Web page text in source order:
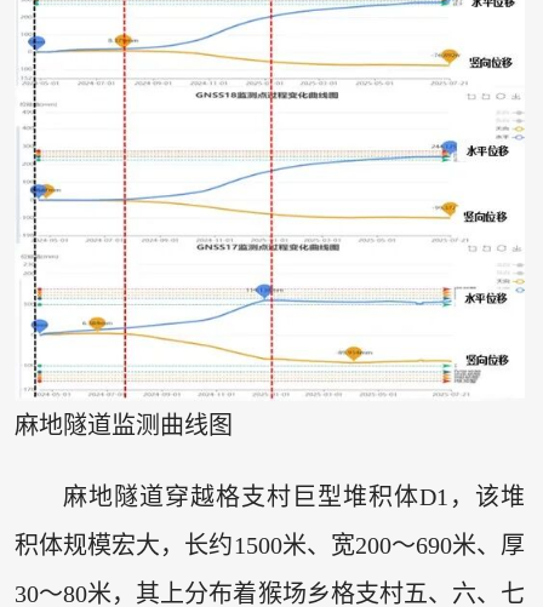
麻地隧道监测曲线图
麻地隧道穿越格支村巨型堆积体D1，该堆
积体规模宏大，长约1500米、宽200～690米、厚
30～80米，其上分布着猴场乡格支村五、六、七